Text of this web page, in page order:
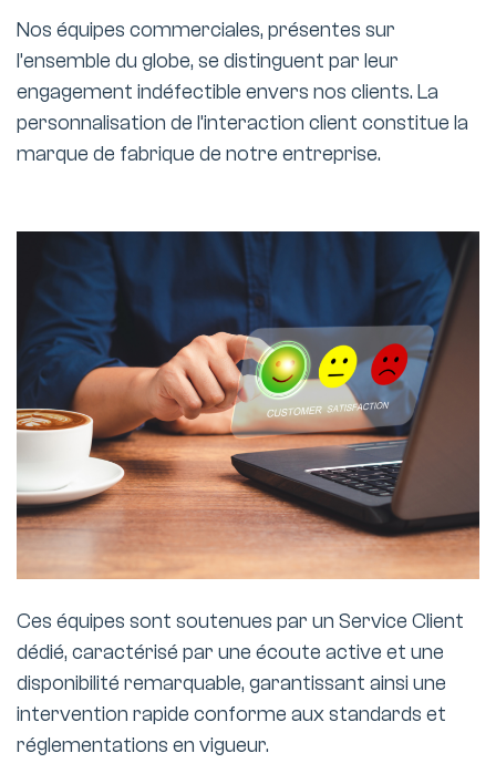
Nos équipes commerciales, présentes sur
l’ensemble du globe, se distinguent par leur
engagement indéfectible envers nos clients. La
personnalisation de l’interaction client constitue la
marque de fabrique de notre entreprise.
Ces équipes sont soutenues par un Service Client
dédié, caractérisé par une écoute active et une
disponibilité remarquable, garantissant ainsi une
intervention rapide conforme aux standards et
réglementations en vigueur.